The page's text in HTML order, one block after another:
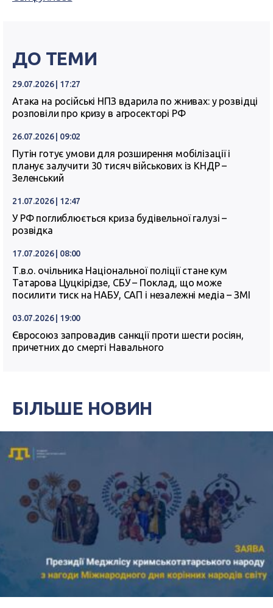
ДО ТЕМИ
29.07.2026 | 17:27
Атака на російські НПЗ вдарила по жнивах: у розвідці
розповіли про кризу в агросекторі РФ
26.07.2026 | 09:02
Путін готує умови для розширення мобілізації і
планує залучити 30 тисяч військових із КНДР –
Зеленський
21.07.2026 | 12:47
У РФ поглиблюється криза будівельної галузі –
розвідка
17.07.2026 | 08:00
Т.в.о. очільника Національної поліції стане кум
Татарова Цуцкірідзе, СБУ – Поклад, що може
посилити тиск на НАБУ, САП і незалежні медіа – ЗМІ
03.07.2026 | 19:00
Євросоюз запровадив санкції проти шести росіян,
причетних до смерті Навального
БІЛЬШЕ НОВИН